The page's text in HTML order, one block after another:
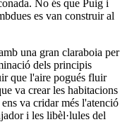
No és que Puig i
es van construir al
una gran claraboia per
dels principis
que l'aire pogués fluir
va crear les habitacions
va cridar més l'atenció
i les libèl·lules del